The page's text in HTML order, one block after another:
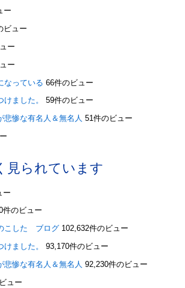
ー
ビュー
ー
ー
なっている 66件のビュー
ました。
59件のビュー
悲惨な有名人＆無名人 51件のビュー
見られています
ー
件のビュー
こした ブログ 102,632件のビュー
ました。
93,170件のビュー
悲惨な有名人＆無名人 92,230件のビュー
ュー